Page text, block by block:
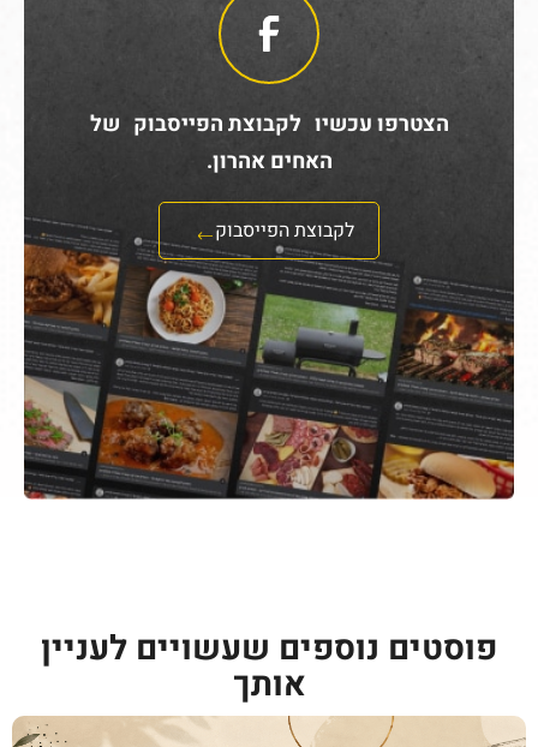
הצטרפו עכשיו לקבוצת הפייסבוק של
האחים אהרון.
לקבוצת הפייסבוק
פוסטים נוספים שעשויים לעניין
אותך